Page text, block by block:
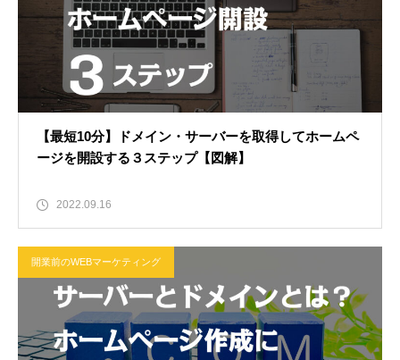
【最短10分】ドメイン・サーバーを取得してホームペ
ージを開設する３ステップ【図解】
2022.09.16
開業前のWEBマーケティング